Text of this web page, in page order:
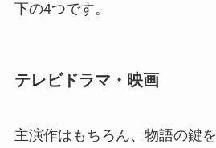
下の4つです。
テレビドラマ・映画
主演作はもちろん、物語の鍵